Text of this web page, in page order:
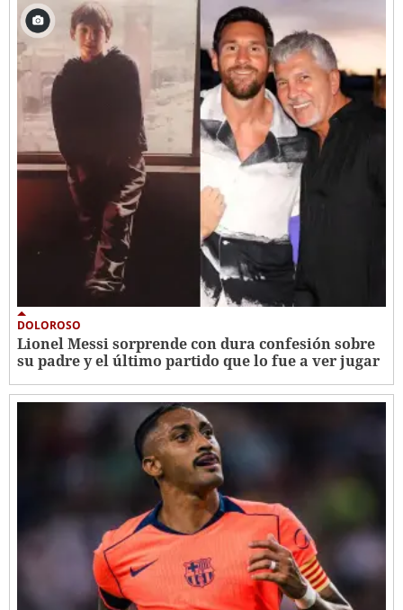
DOLOROSO
Lionel Messi sorprende con dura confesión sobre
su padre y el último partido que lo fue a ver jugar